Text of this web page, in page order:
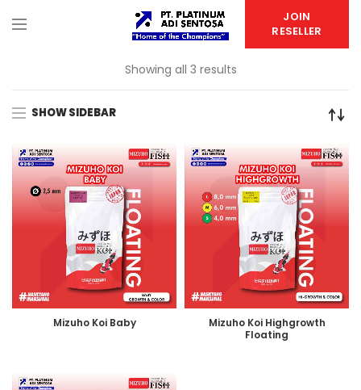
JOIN
RESELLER
Showing all 3 results
SHOW SIDEBAR
Mizuho Koi Baby
Mizuho Koi Highgrowth
Floating